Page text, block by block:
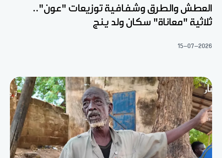
العطش والطرق وشفافية توزيعات "عون"..
ثلاثية "معاناة" سكان ولد ينج
15-07-2026